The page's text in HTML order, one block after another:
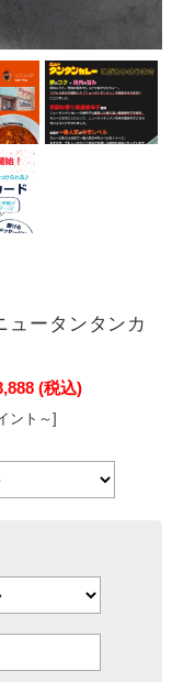
ュータンタンカ
(税込)
ント～]